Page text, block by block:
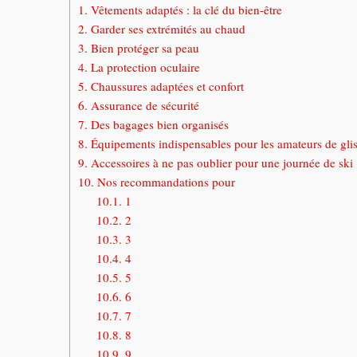
1. Vêtements adaptés : la clé du bien-être
2. Garder ses extrémités au chaud
3. Bien protéger sa peau
4. La protection oculaire
5. Chaussures adaptées et confort
6. Assurance de sécurité
7. Des bagages bien organisés
8. Équipements indispensables pour les amateurs de
9. Accessoires à ne pas oublier pour une journée de ski
10. Nos recommandations pour
10.1. 1
10.2. 2
10.3. 3
10.4. 4
10.5. 5
10.6. 6
10.7. 7
10.8. 8